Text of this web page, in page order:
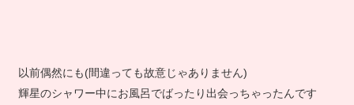
以前偶然にも(間違っても故意じゃありません)
輝星のシャワー中にお風呂でばったり出会っちゃったんです